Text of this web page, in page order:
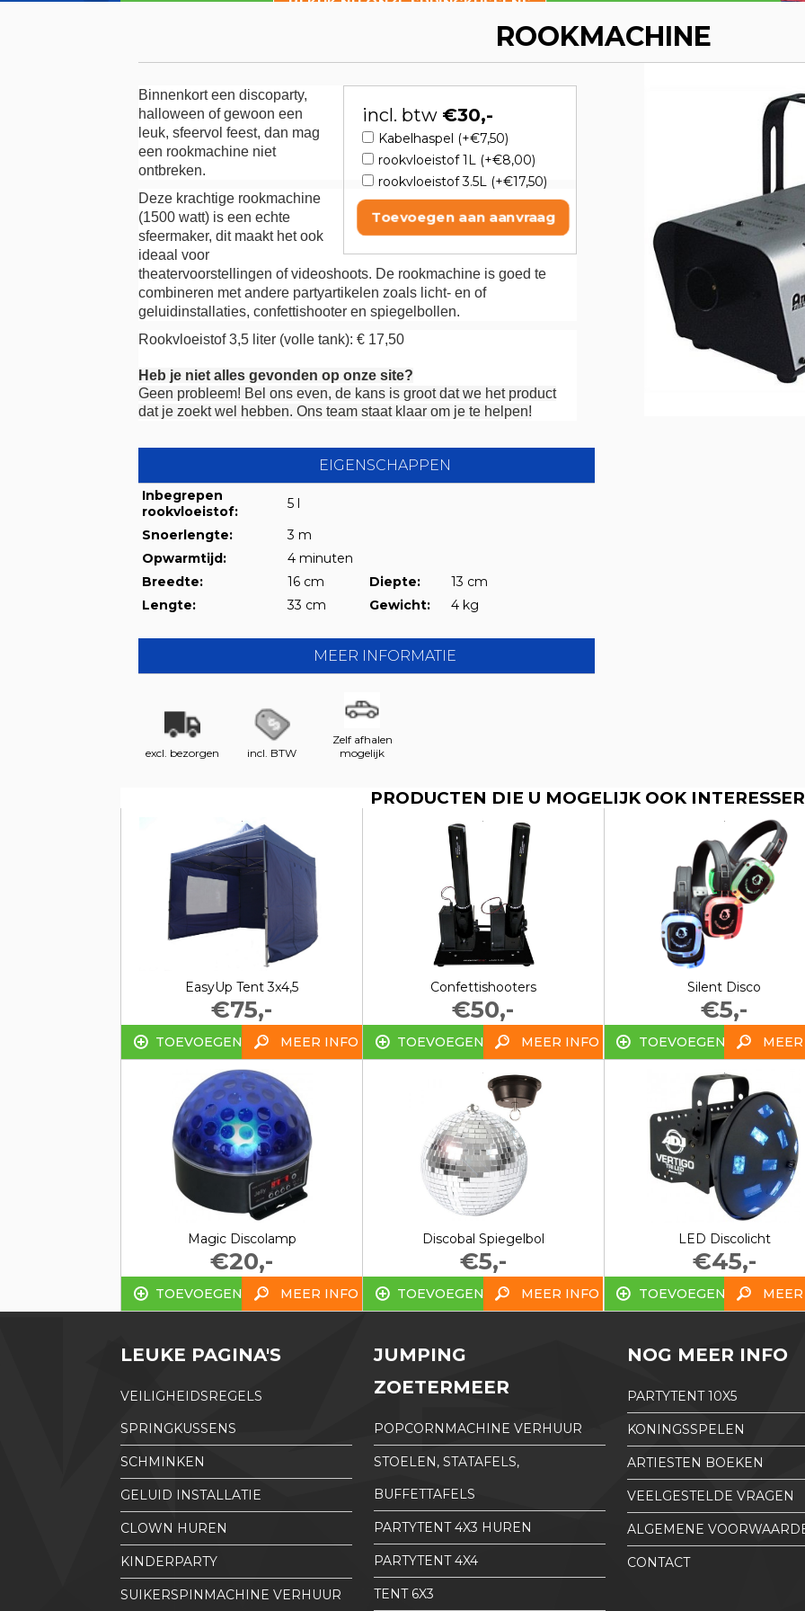
ROOKMACHINE
incl. btw €30,-
Kabelhaspel (+€7,50)
rookvloeistof 1L (+€8,00)
rookvloeistof 3.5L (+€17,50)
Toevoegen aan aanvraag
Binnenkort een discoparty,
halloween of gewoon een
leuk, sfeervol feest, dan mag
een rookmachine niet
ontbreken.
Deze krachtige rookmachine
(1500 watt) is een echte
sfeermaker, dit maakt het ook
ideaal voor
theatervoorstellingen of videoshoots. De rookmachine is goed te
combineren met andere partyartikelen zoals licht- en of
geluidinstallaties, confettishooter en spiegelbollen.
Rookvloeistof 3,5 liter (volle tank): € 17,50
Heb je niet alles gevonden op onze site?
Geen probleem! Bel ons even, de kans is groot dat we het product
dat je zoekt wel hebben. Ons team staat klaar om je te helpen!
EIGENSCHAPPEN
Inbegrepen
rookvloeistof:
5 l
Snoerlengte:
3 m
Opwarmtijd:
4 minuten
Breedte:
16 cm
Lengte:
33 cm
Diepte:
13 cm
Gewicht:
4 kg
MEER INFORMATIE
excl. bezorgen incl. BTW
Zelf afhalen
mogelijk
PRODUCTEN DIE U MOGELIJK OOK
EasyUp Tent 3x4,5
€75,-
TOEVOEGEN MEER INFO
Confettishooters
€50,-
TOEVOEGEN MEER INFO
Silent Disco
€5,-
TOEVOEGEN
Magic Discolamp
€20,-
TOEVOEGEN MEER INFO
Discobal Spiegelbol
€5,-
TOEVOEGEN MEER INFO
LED Discolicht
€45,-
TOEVOEGEN
LEUKE PAGINA'S
VEILIGHEIDSREGELS
SPRINGKUSSENS
SCHMINKEN
GELUID INSTALLATIE
CLOWN HUREN
KINDERPARTY
SUIKERSPINMACHINE VERHUUR
JUMPING
ZOETERMEER
POPCORNMACHINE VERHUUR
STOELEN, STATAFELS,
BUFFETTAFELS
PARTYTENT 4X3 HUREN
PARTYTENT 4X4
TENT 6X3
NOG MEER INFO
PARTYTENT 10X5
KONINGSSPELEN
ARTIESTEN BOEKEN
VEELGESTELDE VRAGEN
ALGEMENE
CONTACT